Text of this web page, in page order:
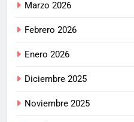
Marzo 2026
Febrero 2026
Enero 2026
Diciembre 2025
Noviembre 2025